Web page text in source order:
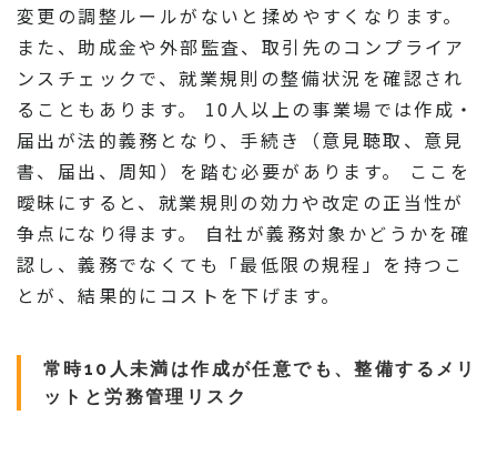
変更の調整ルールがないと揉めやすくなります。
また、助成金や外部監査、取引先のコンプライア
ンスチェックで、就業規則の整備状況を確認され
ることもあります。 10人以上の事業場では作成・
届出が法的義務となり、手続き（意見聴取、意見
書、届出、周知）を踏む必要があります。 ここを
曖昧にすると、就業規則の効力や改定の正当性が
争点になり得ます。 自社が義務対象かどうかを確
認し、義務でなくても「最低限の規程」を持つこ
とが、結果的にコストを下げます。
常時10人未満は作成が任意でも、整備するメリ
ットと労務管理リスク